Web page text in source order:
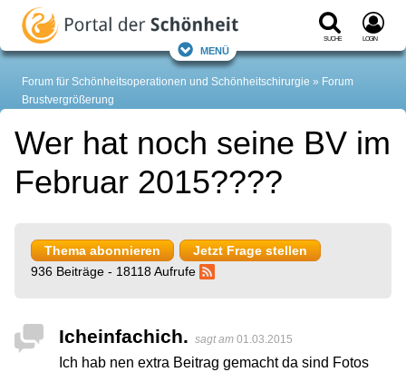
Suche Login
Menü
Forum für Schönheitsoperationen und Schönheitschirurgie
Forum
Brustvergrößerung
Wer hat noch seine BV im
Februar 2015????
Thema abonnieren
Jetzt Frage stellen
936 Beiträge - 18118 Aufrufe
Icheinfachich. sagt am 01.03.2015
Ich hab nen extra Beitrag gemacht da sind Fotos